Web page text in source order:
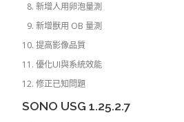
新增人用卵泡量測
新增獸用 OB 量測
提高影像品質
優化UI與系統效能
修正已知問題
SONO USG 1.25.2.7